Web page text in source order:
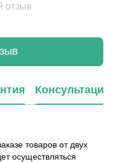
отзыв
Консультация
товаров от двух
осуществляться